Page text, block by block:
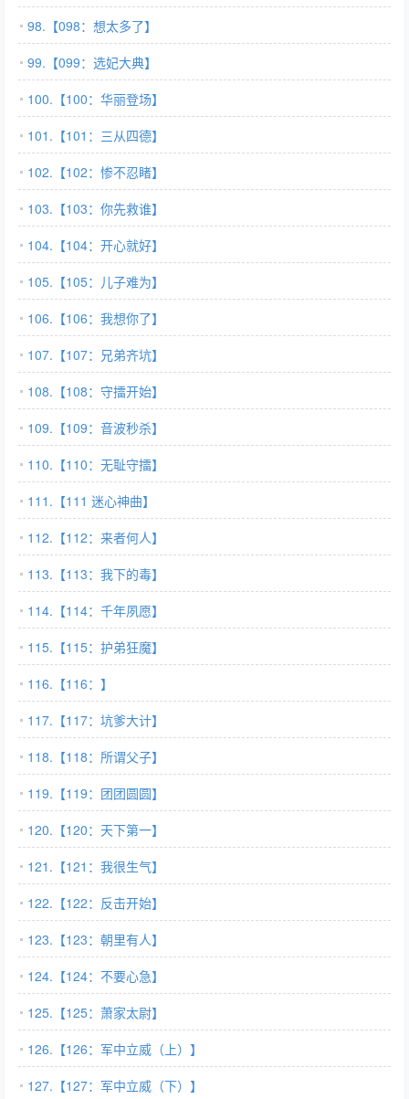
98.【098：想太多了】
99.【099：选妃大典】
100.【100：华丽登场】
101.【101：三从四德】
102.【102：惨不忍睹】
103.【103：你先救谁】
104.【104：开心就好】
105.【105：儿子难为】
106.【106：我想你了】
107.【107：兄弟齐坑】
108.【108：守擂开始】
109.【109：音波秒杀】
110.【110：无耻守擂】
111.【111 迷心神曲】
112.【112：来者何人】
113.【113：我下的毒】
114.【114：千年夙愿】
115.【115：护弟狂魔】
116.【116：】
117.【117：坑爹大计】
118.【118：所谓父子】
119.【119：团团圆圆】
120.【120：天下第一】
121.【121：我很生气】
122.【122：反击开始】
123.【123：朝里有人】
124.【124：不要心急】
125.【125：萧家太尉】
126.【126：军中立威（上）】
127.【127：军中立威（下）】